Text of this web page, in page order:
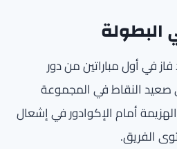
البطولة
في أول مباراتين من دور
صعيد النقاط في المجموعة
أمام الإكوادور في إشعال
الفريق.